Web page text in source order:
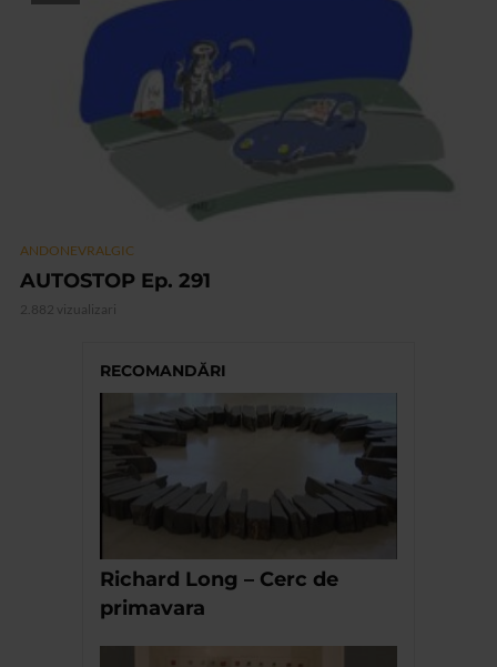
ANDONEVRALGIC
AUTOSTOP Ep. 291
2.882 vizualizari
RECOMANDĂRI
Richard Long – Cerc de
primavara